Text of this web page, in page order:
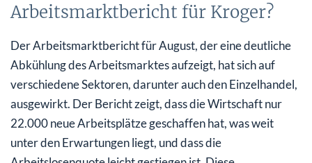
Arbeitsmarktbericht für Kroger?
Der Arbeitsmarktbericht für August, der eine deutliche
Abkühlung des Arbeitsmarktes aufzeigt, hat sich auf
verschiedene Sektoren, darunter auch den Einzelhandel,
ausgewirkt. Der Bericht zeigt, dass die Wirtschaft nur
22.000 neue Arbeitsplätze geschaffen hat, was weit
unter den Erwartungen liegt, und dass die